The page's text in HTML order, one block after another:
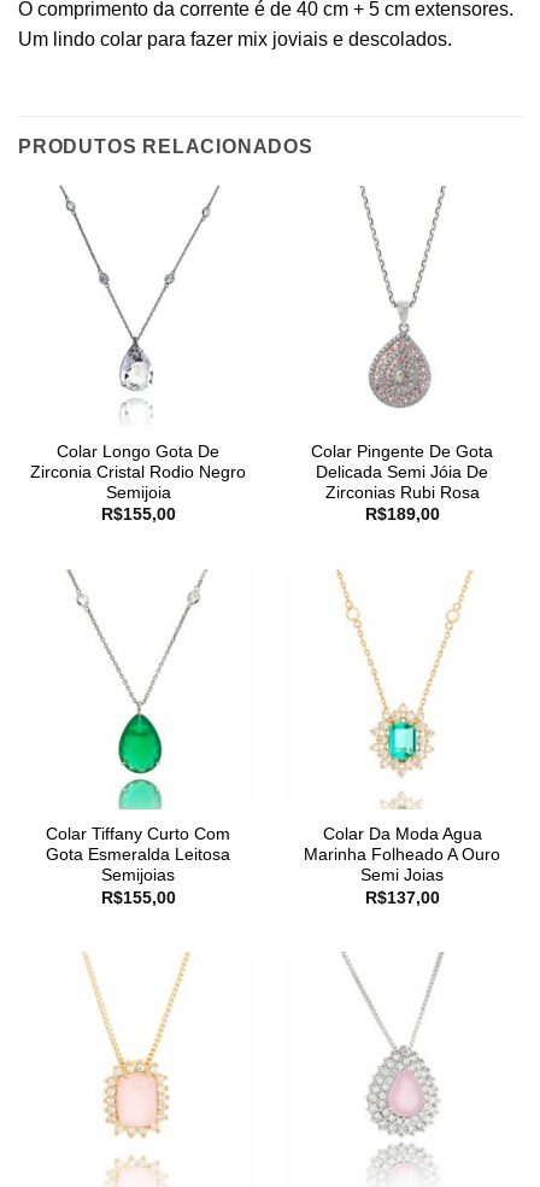
O comprimento da corrente é de 40 cm + 5 cm extensores.
Um lindo colar para fazer mix joviais e descolados.
PRODUTOS RELACIONADOS
Colar Longo Gota De
Zirconia Cristal Rodio Negro
Semijoia
R$155,00
Colar Pingente De Gota
Delicada Semi Jóia De
Zirconias Rubi Rosa
R$189,00
Colar Tiffany Curto Com
Gota Esmeralda Leitosa
Semijoias
R$155,00
Colar Da Moda Agua
Marinha Folheado A Ouro
Semi Joias
R$137,00